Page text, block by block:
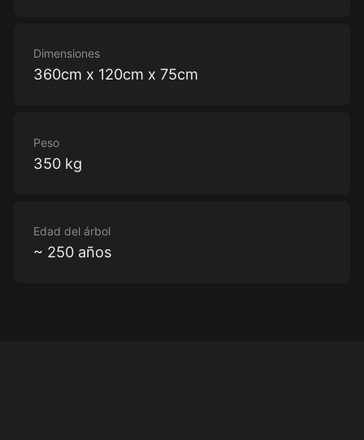
Dimensiones
360cm x 120cm x 75cm
Peso
350 kg
Edad del árbol
~ 250 años